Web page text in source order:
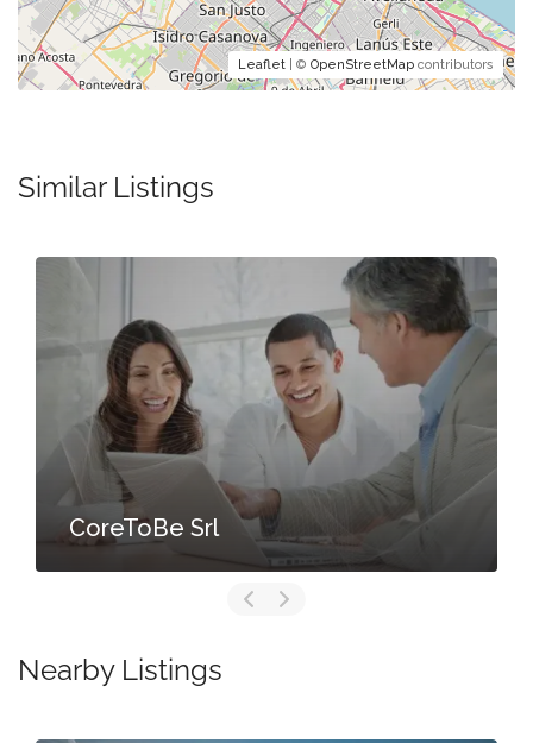
Leaflet | © OpenStreetMap contributors
Similar Listings
CoreToBe Srl
Nearby Listings